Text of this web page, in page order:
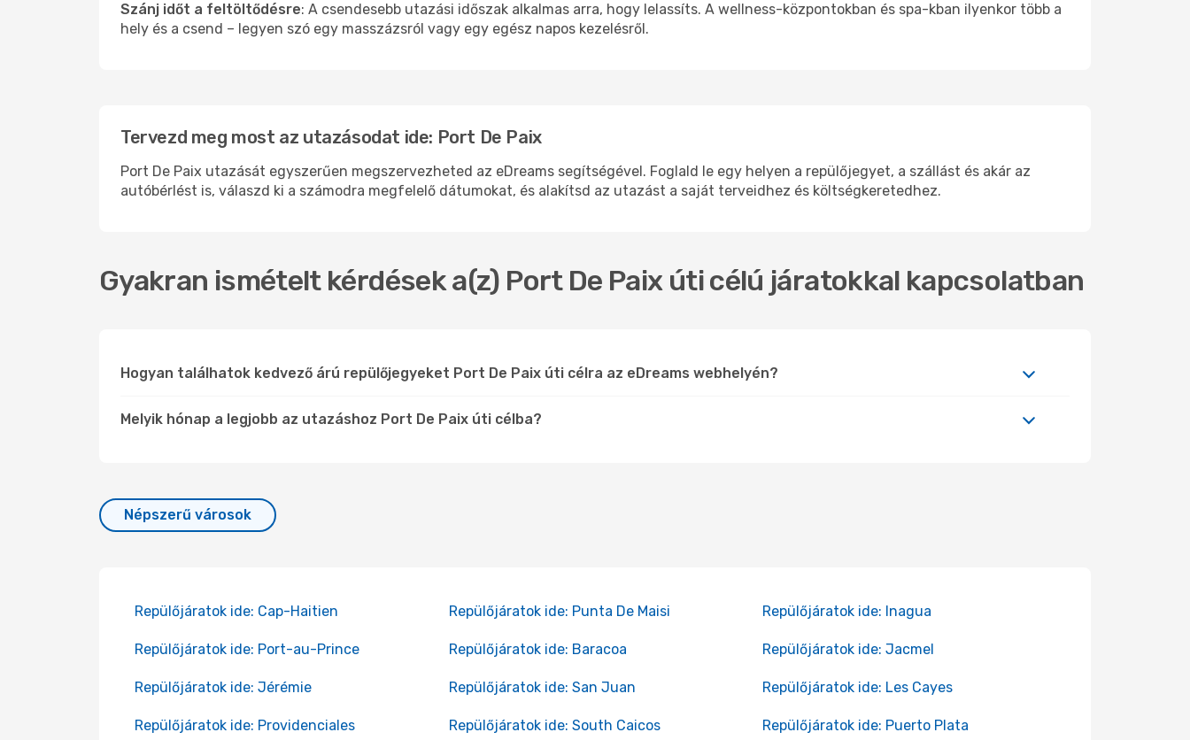
Szánj időt a feltöltődésre: A csendesebb utazási időszak alkalmas arra, hogy lelassíts. A wellness-központokban és spa-kban ilyenkor több a
hely és a csend – legyen szó egy masszázsról vagy egy egész napos kezelésről.
Tervezd meg most az utazásodat ide: Port De Paix
Port De Paix utazását egyszerűen megszervezheted az eDreams segítségével. Foglald le egy helyen a repülőjegyet, a szállást és akár az
autóbérlést is, válaszd ki a számodra megfelelő dátumokat, és alakítsd az utazást a saját terveidhez és költségkeretedhez.
Gyakran ismételt kérdések a(z) Port De Paix úti célú járatokkal kapcsolatban
Hogyan találhatok kedvező árú repülőjegyeket Port De Paix úti célra az eDreams webhelyén?
Melyik hónap a legjobb az utazáshoz Port De Paix úti célba?
Népszerű városok
Repülőjáratok ide: Cap-Haitien Repülőjáratok ide: Punta De Maisi Repülőjáratok ide: Inagua
Repülőjáratok ide: Port-au-Prince Repülőjáratok ide: Baracoa Repülőjáratok ide: Jacmel
Repülőjáratok ide: Jérémie Repülőjáratok ide: San Juan Repülőjáratok ide: Les Cayes
Repülőjáratok ide: Providenciales Repülőjáratok ide: South Caicos Repülőjáratok ide: Puerto Plata